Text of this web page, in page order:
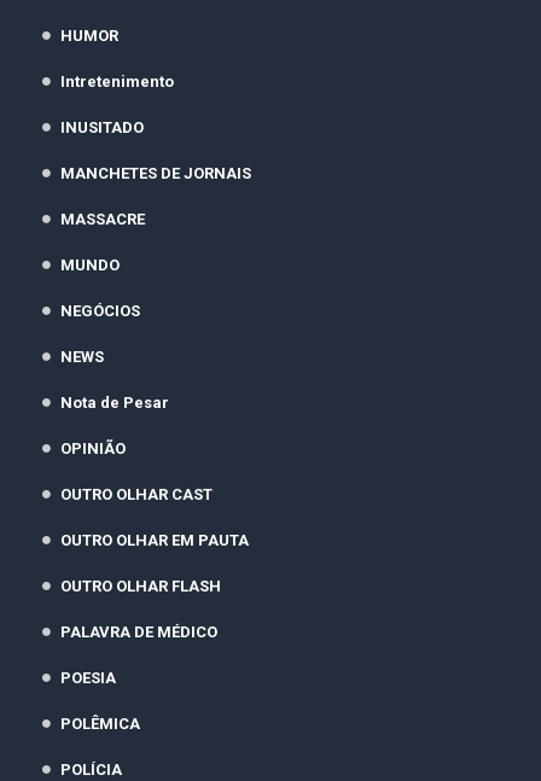
HUMOR
Intretenimento
INUSITADO
MANCHETES DE JORNAIS
MASSACRE
MUNDO
NEGÓCIOS
NEWS
Nota de Pesar
OPINIÃO
OUTRO OLHAR CAST
OUTRO OLHAR EM PAUTA
OUTRO OLHAR FLASH
PALAVRA DE MÉDICO
POESIA
POLÊMICA
POLÍCIA